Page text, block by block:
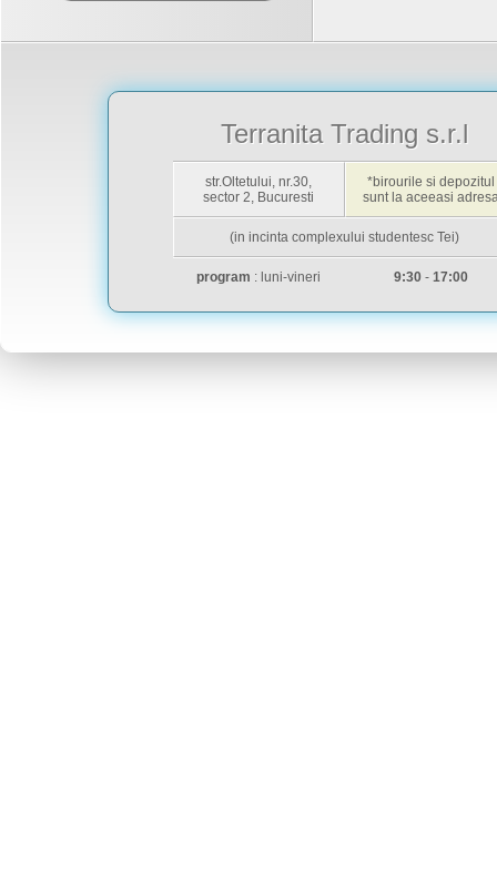
Terranita Trading s.r.l
str.Oltetului, nr.30,
sector 2, Bucuresti
*birourile si depozitul
sunt la aceeasi
(in incinta complexului studentesc Tei)
program : luni-vineri 9:30- 17:00